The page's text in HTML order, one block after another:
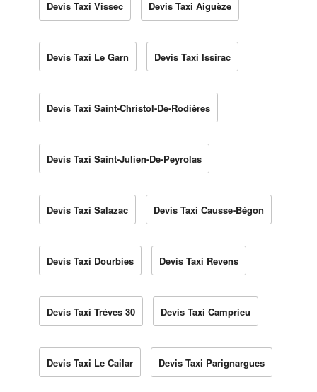
Devis Taxi Vissec Devis Taxi Aiguèze
Devis Taxi Le Garn Devis Taxi Issirac
Devis Taxi Saint-Christol-De-Rodières
Devis Taxi Saint-Julien-De-Peyrolas
Devis Taxi Salazac Devis Taxi Causse-Bégon
Devis Taxi Dourbies Devis Taxi Revens
Devis Taxi Tréves 30 Devis Taxi Camprieu
Devis Taxi Le Cailar Devis Taxi Parignargues